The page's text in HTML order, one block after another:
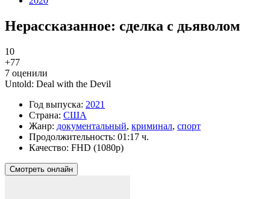
Нерассказанное: сделка с дьяволом
10
+77
7 оценили
Untold: Deal with the Devil
Год выпуска: 2021
Страна: США
Жанр: документальный, криминал, спорт
Продолжительность: 01:17 ч.
Качество: FHD (1080p)
Смотреть онлайн